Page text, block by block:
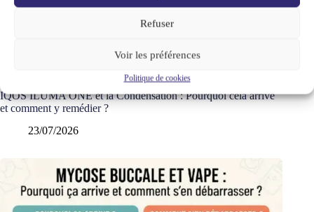
Refuser
Voir les préférences
Politique de cookies
IQOS ILUMA ONE et la Condensation : Pourquoi cela arrive
et comment y remédier ?
23/07/2026